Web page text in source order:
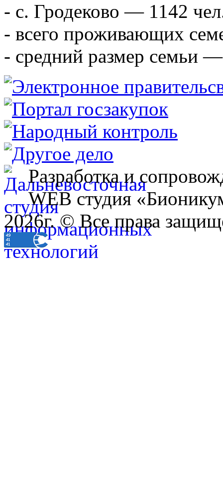
- с. Гродеково — 1142
- всего проживающих
- средний размер семьи
Разработка и
WEB студия
2026г. © Все права